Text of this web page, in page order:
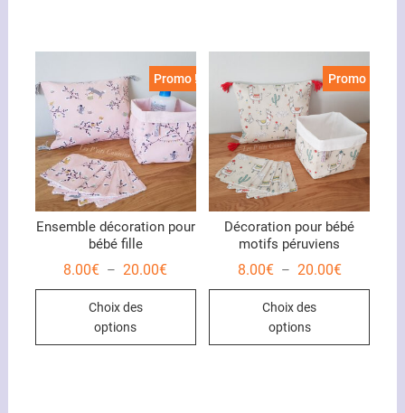
Promo !
Ensemble décoration pour
bébé fille
8.00€ – 20.00€Plage
Choix des
options
Ce
Promo !
Décoration pour bébé
motifs péruviens
8.00€ – 20.00€Plage
Choix des
options
Ce